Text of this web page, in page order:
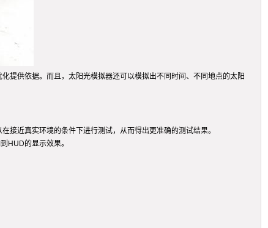
提供依据。而且，太阳光模拟器还可以模拟出不同时间、不同地点的太阳
接近真实环境的条件下进行测试，从而得出更准确的测试结果。
HUD的显示效果。